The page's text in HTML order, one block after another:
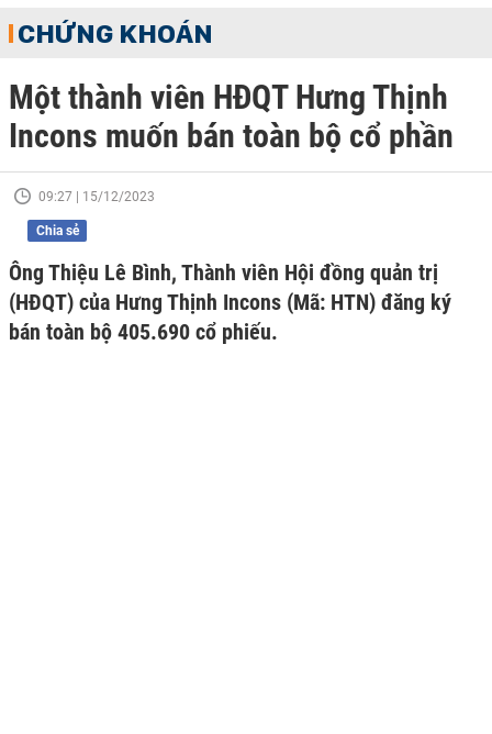
CHỨNG KHOÁN
Một thành viên HĐQT Hưng Thịnh
Incons muốn bán toàn bộ cổ phần
09:27 | 15/12/2023
Chia sẻ
Ông Thiệu Lê Bình, Thành viên Hội đồng quản trị
(HĐQT) của Hưng Thịnh Incons (Mã: HTN) đăng ký
bán toàn bộ 405.690 cổ phiếu.